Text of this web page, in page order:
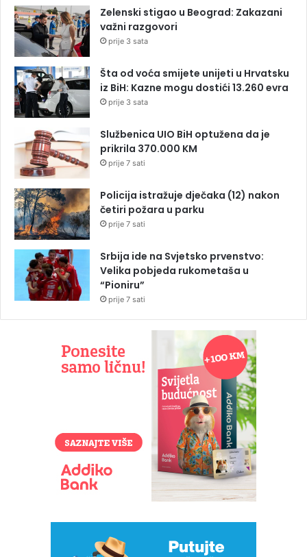
Zelenski stigao u Beograd: Zakazani
važni razgovori
prije 3 sata
Šta od voća smijete unijeti u Hrvatsku
iz BiH: Kazne mogu dostići 13.260 evra
prije 3 sata
Službenica UIO BiH optužena da je
prikrila 370.000 KM
prije 7 sati
Policija istražuje dječaka (12) nakon
četiri požara u parku
prije 7 sati
Srbija ide na Svjetsko prvenstvo:
Velika pobjeda rukometaša u
“Pioniru”
prije 7 sati